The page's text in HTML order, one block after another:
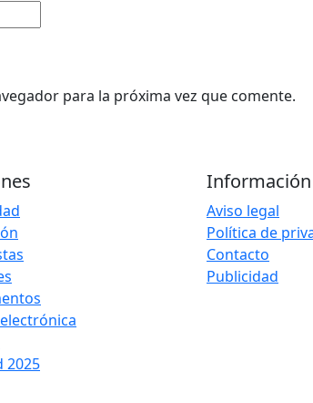
para la próxima vez que comente.
2025
Información
Aviso legal
Política de
Contacto
Publicidad